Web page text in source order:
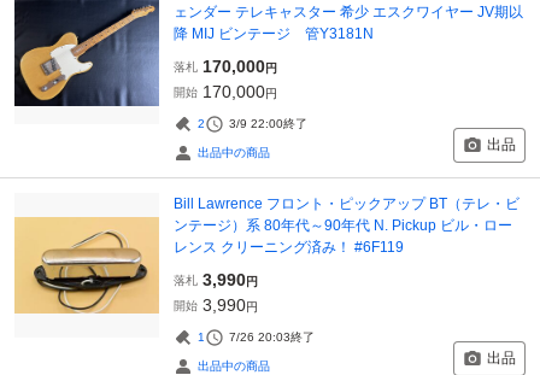
ェンダー テレキャスター 希少 エスクワイヤー JV期以
降 MIJ ビンテージ 管Y3181N
落札 170,000円
開始 170,000円
2 3/9 22:00終了
出品中の商品 出品
Bill Lawrence フロント・ピックアップ BT（テレ・ビ
ンテージ）系 80年代～90年代 N. Pickup ビル・ロー
レンス クリーニング済み！ #6F119
落札 3,990円
開始 3,990円
1 7/26 20:03終了
出品中の商品 出品